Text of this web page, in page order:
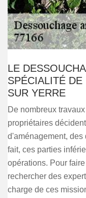
LE
SPÉCIALITÉ
SUR YERRE
De nombreux
propriétaires
d'aménagement, des
fait, ces parties
opérations. Pour
rechercher des
charge de ces